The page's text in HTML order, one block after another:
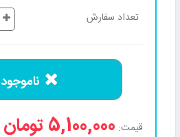
تعداد سفارش
ناموجود
قیمت: 5,100,000 تومان